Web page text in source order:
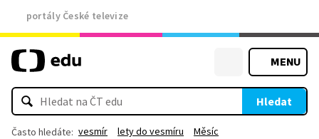
portály České televize
MENU
Hledat
Často hledáte: vesmír lety do vesmíru Měsíc